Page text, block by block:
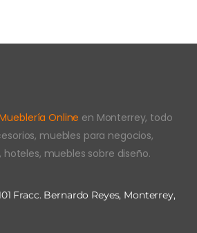
Online en Monterrey, todo
muebles para negocios,
muebles sobre diseño.
Fracc. Bernardo Reyes, Monterrey,